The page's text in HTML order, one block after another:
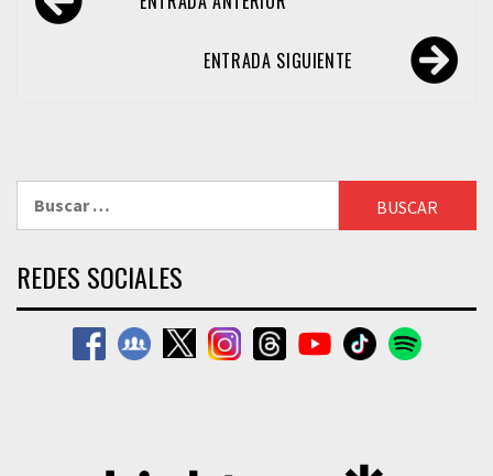
de
ENTRADA SIGUIENTE
REDES SOCIALES